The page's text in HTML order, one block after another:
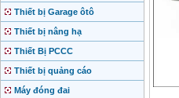
Thiết bị Garage ôtô
Thiết bị nâng hạ
Thiết Bị PCCC
Thiết bị quảng cáo
Máy đóng đai